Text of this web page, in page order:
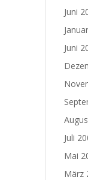
Juni
Juni
Juli
Mai
März